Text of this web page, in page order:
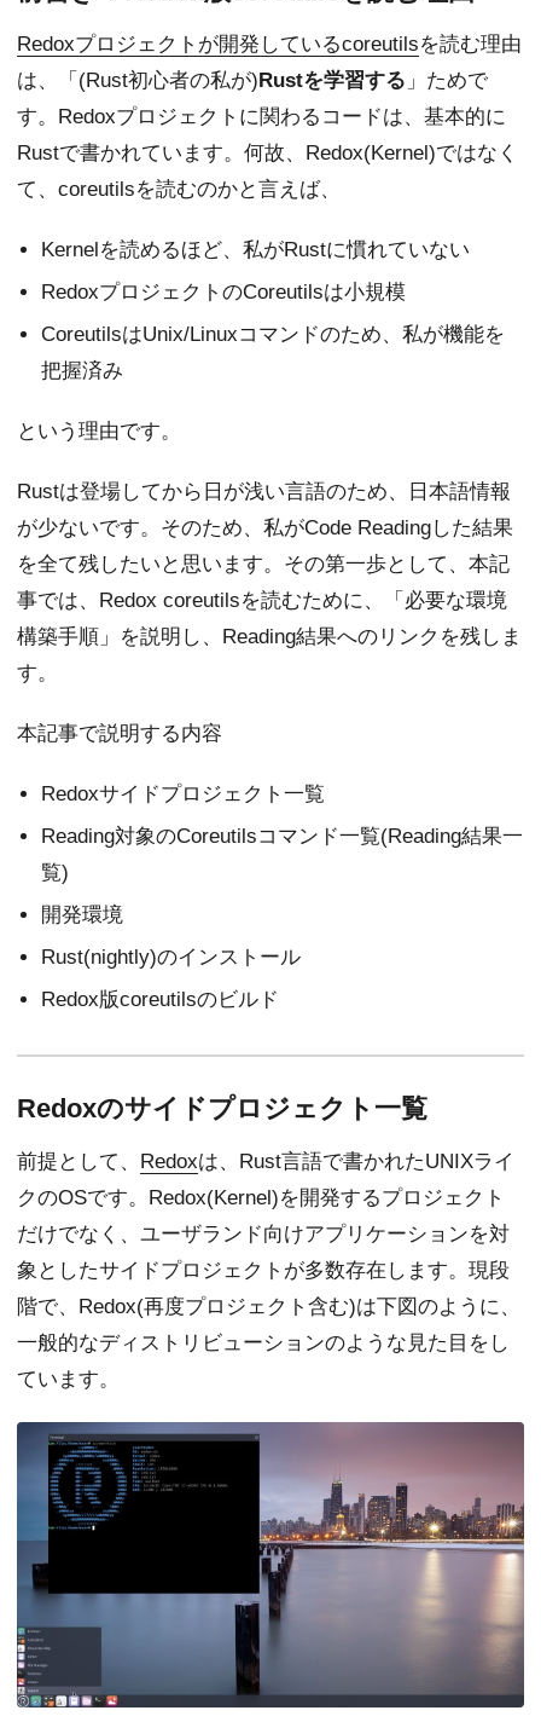
Redoxプロジェクトが開発しているcoreutilsを読む理由
は、「(Rust初心者の私が)Rustを学習する 」ためで
す。Redoxプロジェクトに関わるコードは、基本的に
Rustで書かれています。何故、Redox(Kernel)ではなく
て、coreutilsを読むのかと言えば、
Kernelを読めるほど、私がRustに慣れていない
RedoxプロジェクトのCoreutilsは小規模
CoreutilsはUnix/Linuxコマンドのため、私が機能を
把握済み
という理由です。
Rustは登場してから日が浅い言語のため、日本語情報
が少ないです。そのため、私がCode Readingした結果
を全て残したいと思います。その第一歩として、本記
事では、Redox coreutilsを読むために、「必要な環境
構築手順」を説明し、Reading結果へのリンクを残しま
す。
本記事で説明する内容
Redoxサイドプロジェクト一覧
Reading対象のCoreutilsコマンド一覧(Reading結果一
覧)
開発環境
Rust(nightly)のインストール
Redox版coreutilsのビルド
Redoxのサイドプロジェクト一覧
前提として、 Redoxは、Rust言語で書かれたUNIXライ
クのOSです。Redox(Kernel)を開発するプロジェクト
だけでなく、ユーザランド向けアプリケーションを対
象としたサイドプロジェクトが多数存在します。現段
階で、Redox(再度プロジェクト含む)は下図のように、
一般的なディストリビューションのような見た目をし
ています。